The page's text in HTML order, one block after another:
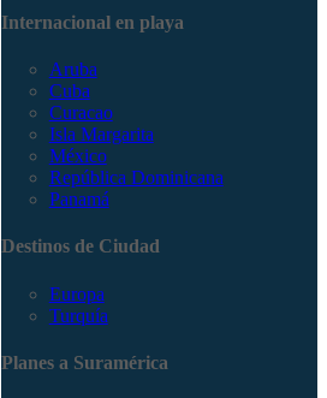
Internacional en playa
Aruba
Cuba
Curacao
Isla Margarita
México
República Dominicana
Panamá
Destinos de Ciudad
Europa
Turquía
Planes a Suramérica